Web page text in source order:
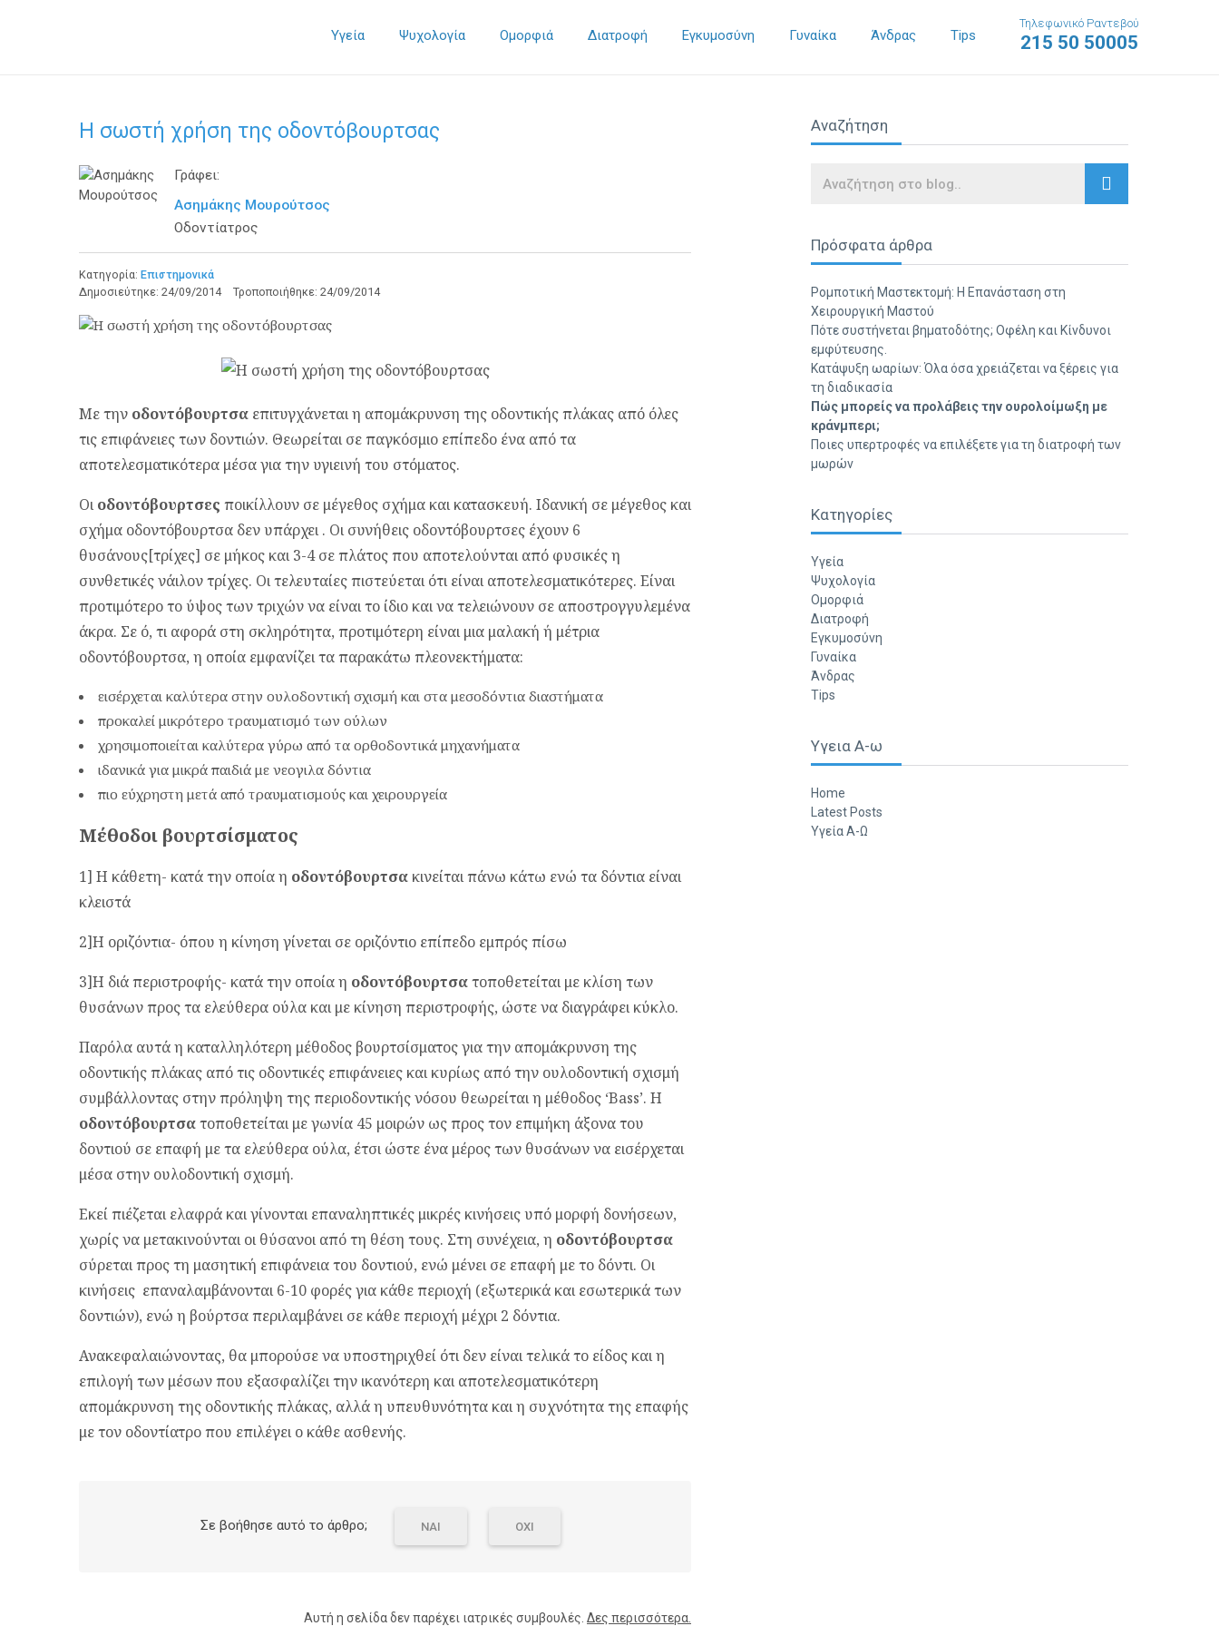
Υγεία Ψυχολογία Ομορφιά Διατροφή Εγκυμοσύνη Γυναίκα Άνδρας Tips
Τηλεφωνικό Ραντεβού
215 50 50005
Η σωστή χρήση της οδοντόβουρτσας
Γράφει:
Ασημάκης Μουρούτσος
Οδοντίατρος
Κατηγορία: Επιστημονικά
Δημοσιεύτηκε: 24/09/2014 Τροποποιήθηκε: 24/09/2014
Με την οδοντόβουρτσα επιτυγχάνεται η απομάκρυνση της οδοντικής πλάκας από όλες
τις επιφάνειες των δοντιών. Θεωρείται σε παγκόσμιο επίπεδο ένα από τα
αποτελεσματικότερα μέσα για την υγιεινή του στόματος.
Οιοδοντόβουρτσες ποικίλλουν σε μέγεθος σχήμα και κατασκευή. Ιδανική σε μέγεθος και
σχήμα οδοντόβουρτσα δεν υπάρχει . Οι συνήθεις οδοντόβουρτσες έχουν 6
θυσάνους[τρίχες] σε μήκος και 3-4 σε πλάτος που αποτελούνται από φυσικές η
συνθετικές νάιλον τρίχες. Οι τελευταίες πιστεύεται ότι είναι αποτελεσματικότερες. Είναι
προτιμότερο το ύψος των τριχών να είναι το ίδιο και να τελειώνουν σε αποστρογγυλεμένα
άκρα. Σε ό, τι αφορά στη σκληρότητα, προτιμότερη είναι μια μαλακή ή μέτρια
οδοντόβουρτσα, η οποία εμφανίζει τα παρακάτω πλεονεκτήματα:
εισέρχεται καλύτερα στην ουλοδοντική σχισμή και στα μεσοδόντια διαστήματα
προκαλεί μικρότερο τραυματισμό των ούλων
χρησιμοποιείται καλύτερα γύρω από τα ορθοδοντικά μηχανήματα
ιδανικά για μικρά παιδιά με νεογιλα δόντια
πιο εύχρηστη μετά από τραυματισμούς και χειρουργεία
Μέθοδοι βουρτσίσματος
1] Η κάθετη- κατά την οποία η οδοντόβουρτσα κινείται πάνω κάτω ενώ τα δόντια είναι
κλειστά
2]Η οριζόντια- όπου η κίνηση γίνεται σε οριζόντιο επίπεδο εμπρός πίσω
3]Η διά περιστροφής- κατά την οποία η οδοντόβουρτσατοποθετείται με κλίση των
θυσάνων προς τα ελεύθερα ούλα και με κίνηση περιστροφής, ώστε να διαγράφει κύκλο.
Παρόλα αυτά η καταλληλότερη μέθοδος βουρτσίσματος για την απομάκρυνση της
οδοντικής πλάκας από τις οδοντικές επιφάνειες και κυρίως από την ουλοδοντική σχισμή
συμβάλλοντας στην πρόληψη της περιοδοντικής νόσου θεωρείται η μέθοδος ‘Bass’. Η
οδοντόβουρτσατοποθετείται με γωνία 45 μοιρών ως προς τον επιμήκη άξονα του
δοντιού σε επαφή με τα ελεύθερα ούλα, έτσι ώστε ένα μέρος των θυσάνων να εισέρχεται
μέσα στην ουλοδοντική σχισμή.
Εκεί πιέζεται ελαφρά και γίνονται επαναληπτικές μικρές κινήσεις υπό μορφή δονήσεων,
χωρίς να μετακινούνται οι θύσανοι από τη θέση τους. Στη συνέχεια, η οδοντόβουρτσα
σύρεται προς τη μασητική επιφάνεια του δοντιού, ενώ μένει σε επαφή με το δόντι. Οι
κινήσεις επαναλαμβάνονται 6-10 φορές για κάθε περιοχή (εξωτερικά και εσωτερικά των
δοντιών), ενώ η βούρτσα περιλαμβάνει σε κάθε περιοχή μέχρι 2 δόντια.
Ανακεφαλαιώνοντας, θα μπορούσε να υποστηριχθεί ότι δεν είναι τελικά το είδος και η
επιλογή των μέσων που εξασφαλίζει την ικανότερη και αποτελεσματικότερη
απομάκρυνση της οδοντικής πλάκας, αλλά η υπευθυνότητα και η συχνότητα της επαφής
με τον οδοντίατρο που επιλέγει ο κάθε ασθενής.
Σε βοήθησε αυτό το άρθρο; ΝΑΙ ΟΧΙ
Αυτή η σελίδα δεν παρέχει ιατρικές συμβουλές. Δες περισσότερα.
Αναζήτηση
Search
Πρόσφατα άρθρα
Ρομποτική Μαστεκτομή: Η Επανάσταση στη
Χειρουργική Μαστού
Πότε συστήνεται βηματοδότης; Οφέλη και Κίνδυνοι
εμφύτευσης.
Κατάψυξη ωαρίων: Όλα όσα χρειάζεται να ξέρεις για
τη διαδικασία
Πώς μπορείς να προλάβεις την ουρολοίμωξη με
κράνμπερι;
Ποιες υπερτροφές να επιλέξετε για τη διατροφή των
μωρών
Κατηγορίες
Υγεία
Ψυχολογία
Ομορφιά
Διατροφή
Εγκυμοσύνη
Γυναίκα
Άνδρας
Tips
Υγεια Α-ω
Home
Latest Posts
Υγεία Α-Ω